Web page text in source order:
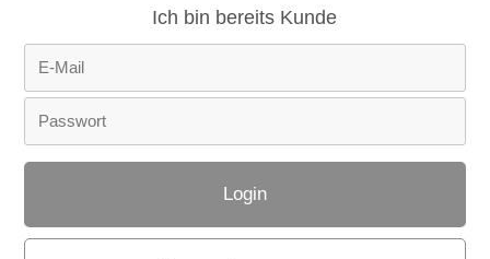
Ich bin bereits Kunde